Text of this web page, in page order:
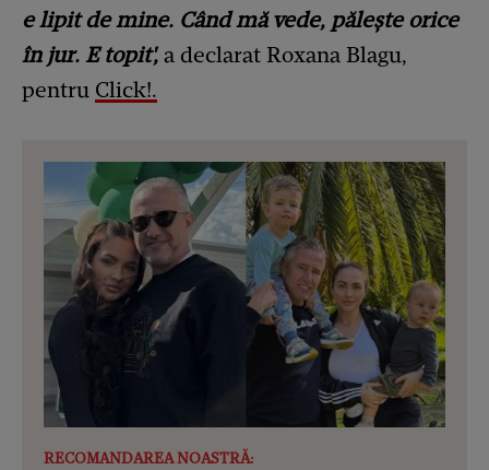
e lipit de mine. Când mă vede, pălește orice
în jur. E topit', a declarat Roxana Blagu,
pentru Click!.
RECOMANDAREA NOASTRĂ: